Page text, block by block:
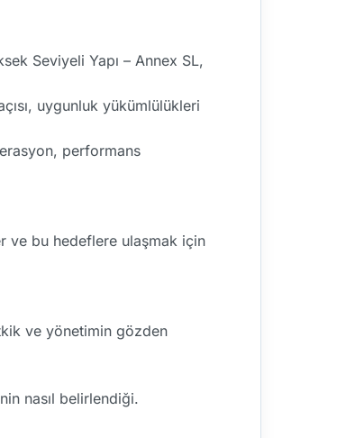
Seviyeli Yapı – Annex SL,
uygunluk yükümlülükleri
performans
ve bu hedeflere ulaşmak için
ve yönetimin gözden
nasıl belirlendiği.